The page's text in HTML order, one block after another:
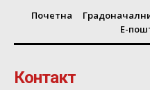
Почетна
Е-
Контакт